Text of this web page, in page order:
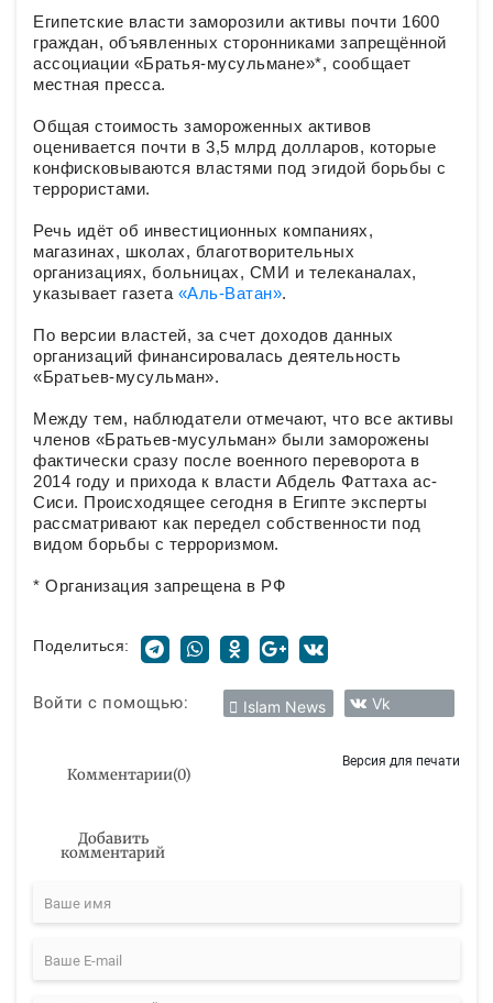
Египетские власти заморозили активы почти 1600
граждан, объявленных сторонниками запрещённой
ассоциации «Братья-мусульмане»*, сообщает
местная пресса.
Общая стоимость замороженных активов
оценивается почти в 3,5 млрд долларов, которые
конфисковываются властями под эгидой борьбы с
террористами.
Речь идёт об инвестиционных компаниях,
магазинах, школах, благотворительных
организациях, больницах, СМИ и телеканалах,
указывает газета «Аль-Ватан».
По версии властей, за счет доходов данных
организаций финансировалась деятельность
«Братьев-мусульман».
Между тем, наблюдатели отмечают, что все активы
членов «Братьев-мусульман» были заморожены
фактически сразу после военного переворота в
2014 году и прихода к власти Абдель Фаттаха ас-
Сиси. Происходящее сегодня в Египте эксперты
рассматривают как передел собственности под
видом борьбы с терроризмом.
* Организация запрещена в РФ
Поделиться:
Войти с помощью: Islam News Vk
Комментарии(0)
Версия для печати
Добавить
комментарий